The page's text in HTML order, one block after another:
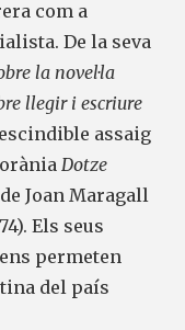
com a
De la seva
la novel·la
llegir i escriure
assaig
Dotze
Joan Maragall
Els seus
permeten
del país